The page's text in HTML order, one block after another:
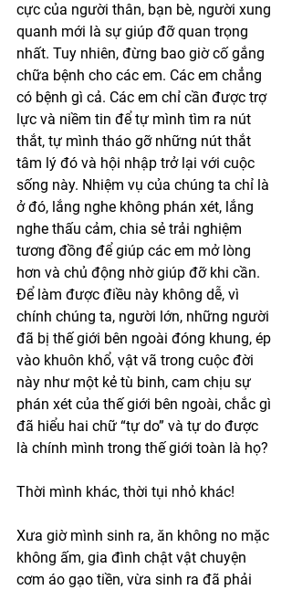
cực của người thân, bạn bè, người xung
quanh mới là sự giúp đỡ quan trọng
nhất. Tuy nhiên, đừng bao giờ cố gắng
chữa bệnh cho các em. Các em chẳng
có bệnh gì cả. Các em chỉ cần được trợ
lực và niềm tin để tự mình tìm ra nút
thắt, tự mình tháo gỡ những nút thắt
tâm lý đó và hội nhập trở lại với cuộc
sống này. Nhiệm vụ của chúng ta chỉ là
ở đó, lắng nghe không phán xét, lắng
nghe thấu cảm, chia sẻ trải nghiệm
tương đồng để giúp các em mở lòng
hơn và chủ động nhờ giúp đỡ khi cần.
Để làm được điều này không dễ, vì
chính chúng ta, người lớn, những người
đã bị thế giới bên ngoài đóng khung, ép
vào khuôn khổ, vật vã trong cuộc đời
này như một kẻ tù binh, cam chịu sự
phán xét của thế giới bên ngoài, chắc gì
đã hiểu hai chữ “tự do” và tự do được
là chính mình trong thế giới toàn là họ?
Thời mình khác, thời tụi nhỏ khác!
Xưa giờ mình sinh ra, ăn không no mặc
không ấm, gia đình chật vật chuyện
cơm áo gạo tiền, vừa sinh ra đã phải